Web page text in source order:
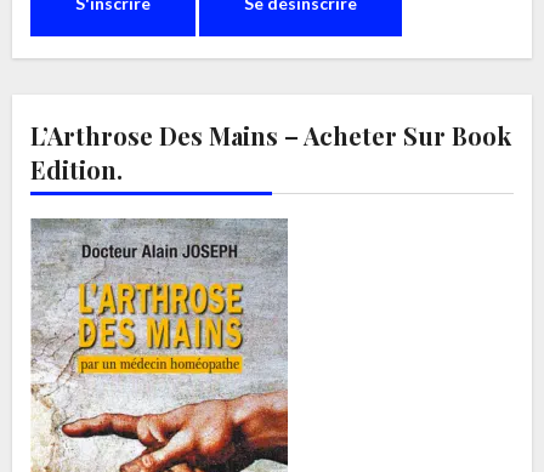
L’Arthrose Des Mains – Acheter Sur Book
Edition.